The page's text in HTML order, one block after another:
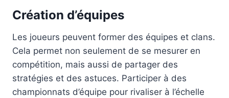
Création d’équipes
Les joueurs peuvent former des équipes et clans.
Cela permet non seulement de se mesurer en
compétition, mais aussi de partager des
stratégies et des astuces. Participer à des
championnats d’équipe pour rivaliser à l’échelle